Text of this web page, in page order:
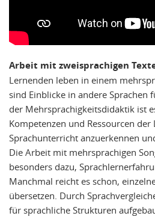
Arbeit mit zweisprachigen
Lernenden leben in einem
sind Einblicke in andere Sprachen
der Mehrsprachigkeitsdidaktik ist
Kompetenzen und Ressourcen der
Sprachunterricht anzuerkennen
Die Arbeit mit mehrsprachigen
besonders dazu,
Manchmal reicht es schon,
übersetzen. Durch
für sprachliche Strukturen